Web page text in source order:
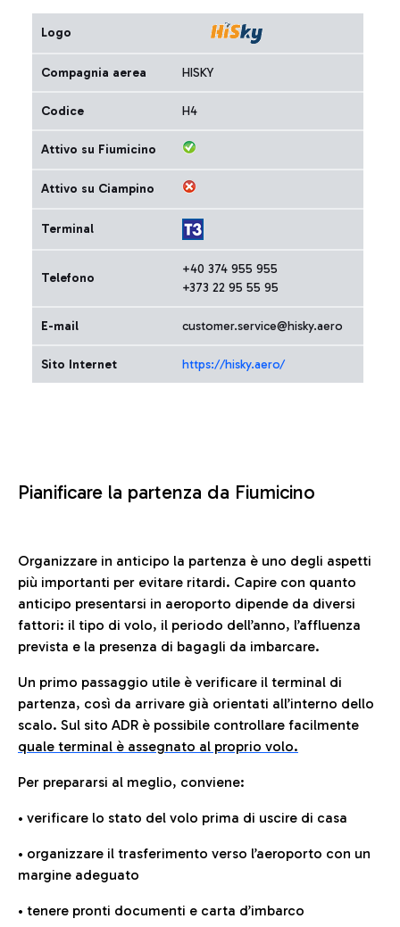
Logo
Compagnia aerea HISKY
Codice H4
Attivo su Fiumicino
Attivo su Ciampino
Terminal
Telefono
+40 374 955 955
+373 22 95 55 95
E-mail customer.service@hisky.aero
Sito Internet https://hisky.aero/
Pianificare la partenza da Fiumicino
Organizzare in anticipo la partenza è uno degli aspetti
più importanti per evitare ritardi. Capire con quanto
anticipo presentarsi in aeroporto dipende da diversi
fattori: il tipo di volo, il periodo dell’anno, l’affluenza
prevista e la presenza di bagagli da imbarcare.
Un primo passaggio utile è verificare il terminal di
partenza, così da arrivare già orientati all’interno dello
scalo. Sul sito ADR è possibile controllare facilmente
quale terminal è assegnato al proprio volo.
Per prepararsi al meglio, conviene:
• verificare lo stato del volo prima di uscire di casa
• organizzare il trasferimento verso l’aeroporto con un
margine adeguato
• tenere pronti documenti e carta d’imbarco